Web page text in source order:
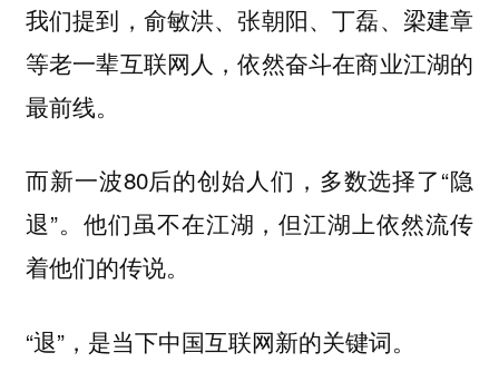
我们提到，俞敏洪、张朝阳、丁磊、梁建章
等老一辈互联网人，依然奋斗在商业江湖的
最前线。
而新一波80后的创始人们，多数选择了“隐
退”。他们虽不在江湖，但江湖上依然流传
着他们的传说。
“退”，是当下中国互联网新的关键词。